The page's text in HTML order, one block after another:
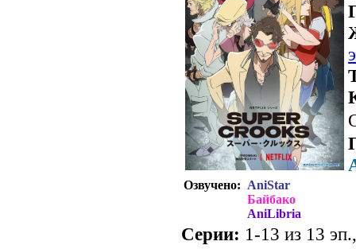
Озвучено: AniStar
Байбако
AniLibria
Серии: 1-13 из 13